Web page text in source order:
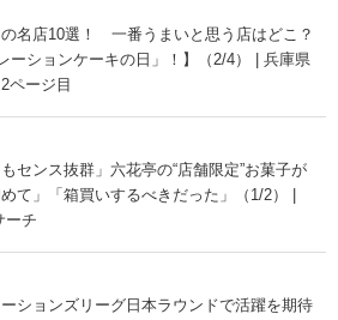
名店10選！ 一番うまいと思う店はどこ？
ーションケーキの日」！】（2/4） | 兵庫県
ページ目
センス抜群」六花亭の“店舗限定”お菓子が
て」「箱買いするべきだった」（1/2） |
ーチ
ーションズリーグ日本ラウンドで活躍を期待